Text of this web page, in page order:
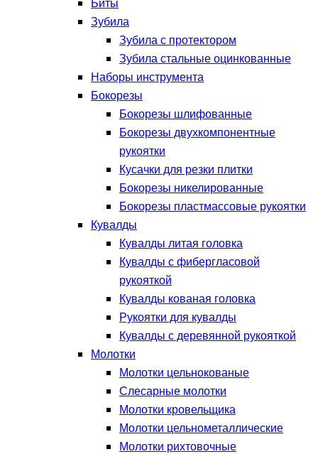
Биты
Зубила
Зубила с протектором
Зубила стальные оцинкованные
Наборы инструмента
Бокорезы
Бокорезы шлифованные
Бокорезы двухкомпонентные
рукоятки
Кусачки для резки плитки
Бокорезы никелированные
Бокорезы пластмассовые рукоятки
Кувалды
Кувалды литая головка
Кувалды с фибергласовой
рукояткой
Кувалды кованая головка
Рукоятки для кувалды
Кувалды с деревянной рукояткой
Молотки
Молотки цельнокованые
Слесарные молотки
Молотки кровельщика
Молотки цельнометаллические
Молотки рихтовочные